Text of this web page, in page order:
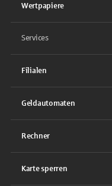
Wertpapiere
Services
Filialen
Geldautomaten
Rechner
Karte sperren